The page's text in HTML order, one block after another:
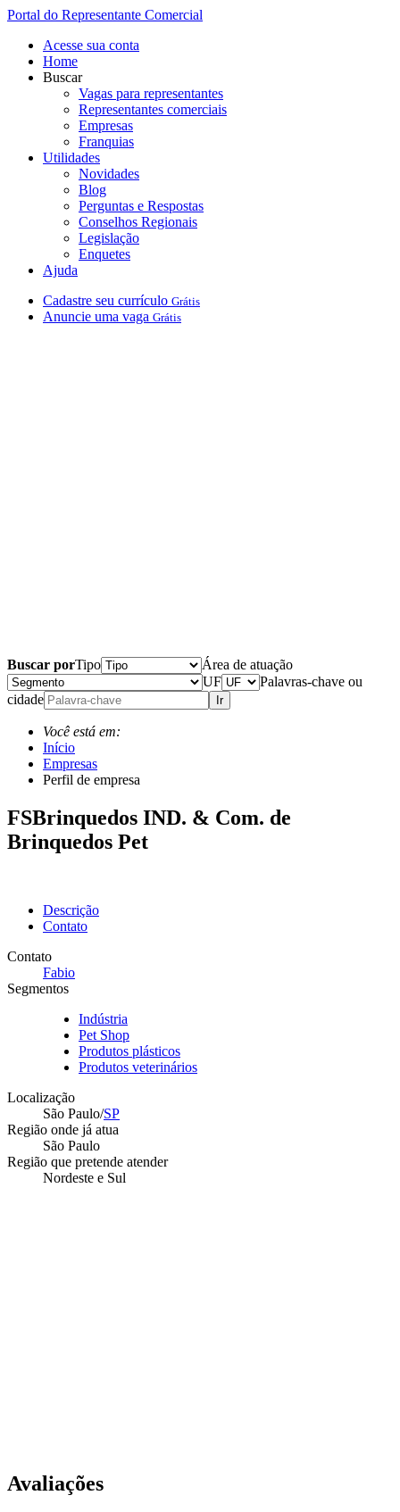
Portal do Representante Comercial
Acesse sua conta
Home
Buscar
Vagas para representantes
Representantes comerciais
Empresas
Franquias
Utilidades
Novidades
Blog
Perguntas e Respostas
Conselhos Regionais
Legislação
Enquetes
Ajuda
Cadastre seu currículo Grátis
Anuncie uma vaga Grátis
Buscar porTipo
Área de atuação
UF
Palavras-chave ou
cidade
Ir
Você está em:
Início
Empresas
Perfil de empresa
FSBrinquedos IND. & Com. de
Brinquedos Pet
Descrição
Contato
Contato
Fabio
Segmentos
Indústria
Pet Shop
Produtos plásticos
Produtos veterinários
Localização
São Paulo/SP
Região onde já atua
São Paulo
Região que pretende atender
Nordeste e Sul
Avaliações